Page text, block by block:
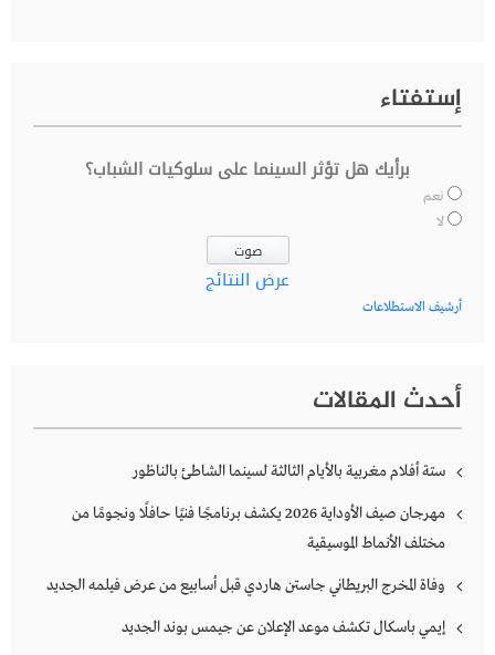
إستفتاء
برأيك هل تؤثر السينما على سلوكيات الشباب؟
نعم
لا
عرض النتائج
أرشيف الاستطلاعات
أحدث المقالات
ستة أفلام مغربية بالأيام الثالثة لسينما الشاطئ بالناظور
مهرجان صيف الأوداية 2026 يكشف برنامجًا فنيًا حافلًا ونجومًا من
مختلف الأنماط الموسيقية
وفاة المخرج البريطاني جاستن هاردي قبل أسابيع من عرض فيلمه الجديد
إيمي باسكال تكشف موعد الإعلان عن جيمس بوند الجديد